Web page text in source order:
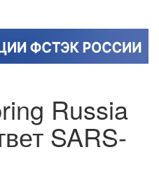
Russia
SARS-